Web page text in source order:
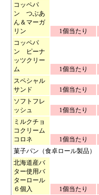
コッペパ
ン つぶあ
ん＆マーガ
リン
1個当たり
コッペパ
ン ピーナ
ッツクリー
ム
1個当たり
スペシャル
サンド
1個当たり
ソフトフレ
ッシュ
1個当たり
ミルクチョ
コクリーム
コロネ
1個当たり
菓子パン（食卓ロール製品）
北海道産バ
ター使用バ
ターロール
６個入
1個当たり